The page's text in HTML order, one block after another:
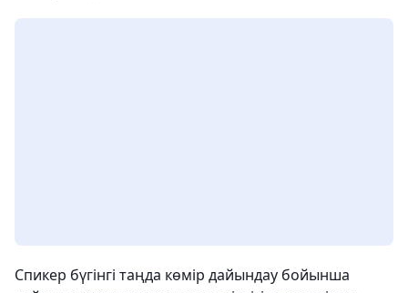
Спикер бүгінгі таңда көмір дайындау бойынша